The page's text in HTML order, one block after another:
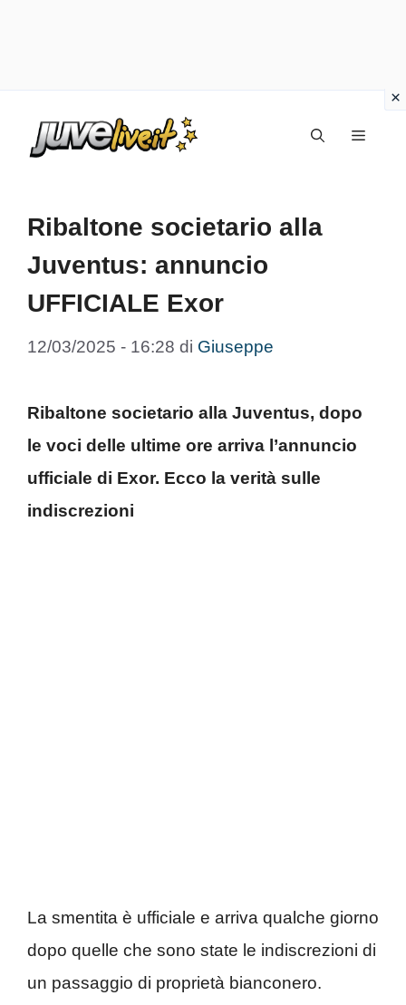
Menu
Ribaltone societario alla
Juventus: annuncio
UFFICIALE Exor
12/03/2025 - 16:28 di Giuseppe
Ribaltone societario alla Juventus, dopo
le voci delle ultime ore arriva l’annuncio
ufficiale di Exor. Ecco la verità sulle
indiscrezioni
La smentita è ufficiale e arriva qualche giorno
dopo quelle che sono state le indiscrezioni di
un passaggio di proprietà bianconero.